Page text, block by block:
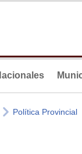
Política Provincial